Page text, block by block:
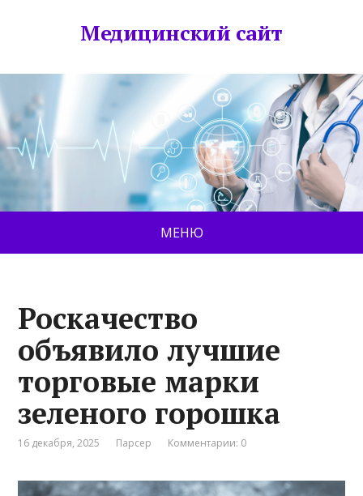
Медицинский сайт
МЕНЮ
Роскачество
объявило лучшие
торговые марки
зеленого горошка
16 декабря, 2025 Парсер Комментарии: 0